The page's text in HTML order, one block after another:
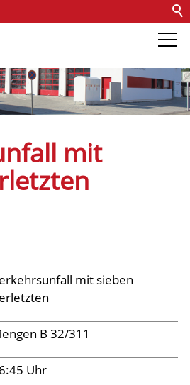
Barrierefreiheit
mit
mit sieben
B 32/311
Uhr